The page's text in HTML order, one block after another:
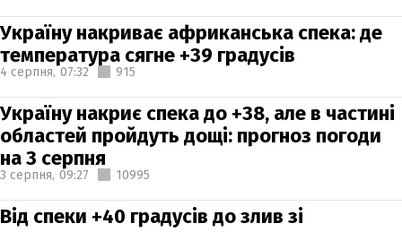
Україну накриває африканська спека: де
температура сягне +39 градусів
4 серпня, 07:32 915
Україну накриє спека до +38, але в частині
областей пройдуть дощі: прогноз погоди
на 3 серпня
3 серпня, 09:27 10995
Від спеки +40 градусів до злив зі